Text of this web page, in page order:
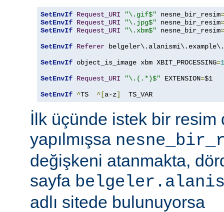
SetEnvIf Request_URI "\.gif$" nesne_bir_resim=
SetEnvIf Request_URI "\.jpg$" nesne_bir_resim=
SetEnvIf Request_URI "\.xbm$" nesne_bir_resim=
SetEnvIf Referer
SetEnvIf object_is_image xbm XBIT_PROCESSING=1
SetEnvIf Request_URI "\.(.*)$" EXTENSION=$1
SetEnvIf ^TS ^[a-z]
  TS_VAR
İlk üçünde istek bir resim
yapılmışsa
değişkeni atanmakta,
sayfa
adlı sitede bulunuyorsa